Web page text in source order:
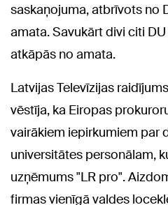
saskaņojuma, atbrīvots no
amata. Savukārt divi citi
atkāpās no amata.
Latvijas Televīzijas
vēstīja, ka Eiropas
vairākiem iepirkumiem par
universitātes personālam,
uzņēmums "LR pro".
firmas vienīgā valdes